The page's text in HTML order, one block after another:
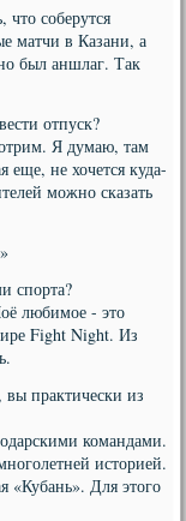
соберутся
матчи в Казани, а
был аншлаг. Так
отпуск?
Я думаю, там
не хочется куда-
можно сказать
спорта?
любимое - это
Fight Night. Из
вы практически из
командами.
историей.
«Кубань». Для этого